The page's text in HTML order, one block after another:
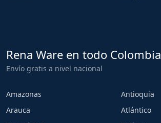
Rena Ware en todo Colombia
Envío gratis a nivel nacional
Amazonas
Antioquia
Arauca
Atlántico